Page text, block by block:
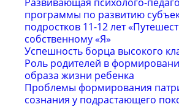
программы по развитию
подростков 11-12 лет
собственному «Я»
Успешность борца высокого
Роль родителей в
образа жизни ребенка
Проблемы формирования
сознания у подрастающего